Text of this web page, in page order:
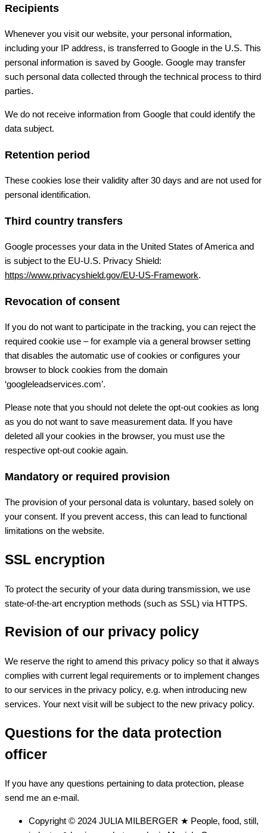
Recipients
Whenever you visit our website, your personal information,
including your IP address, is transferred to Google in the U.S. This
personal information is saved by Google. Google may transfer
such personal data collected through the technical process to third
parties.
We do not receive information from Google that could identify the
data subject.
Retention period
These cookies lose their validity after 30 days and are not used for
personal identification.
Third country transfers
Google processes your data in the United States of America and
is subject to the EU-U.S. Privacy Shield:
https://www.privacyshield.gov/EU-US-Framework.
Revocation of consent
If you do not want to participate in the tracking, you can reject the
required cookie use – for example via a general browser setting
that disables the automatic use of cookies or configures your
browser to block cookies from the domain
‘googleleadservices.com’.
Please note that you should not delete the opt-out cookies as long
as you do not want to save measurement data. If you have
deleted all your cookies in the browser, you must use the
respective opt-out cookie again.
Mandatory or required provision
The provision of your personal data is voluntary, based solely on
your consent. If you prevent access, this can lead to functional
limitations on the website.
SSL encryption
To protect the security of your data during transmission, we use
state-of-the-art encryption methods (such as SSL) via HTTPS.
Revision of our privacy policy
We reserve the right to amend this privacy policy so that it always
complies with current legal requirements or to implement changes
to our services in the privacy policy, e.g. when introducing new
services. Your next visit will be subject to the new privacy policy.
Questions for the data protection
officer
If you have any questions pertaining to data protection, please
send me an e-mail.
Copyright © 2024 JULIA MILBERGER ★ People, food, still,